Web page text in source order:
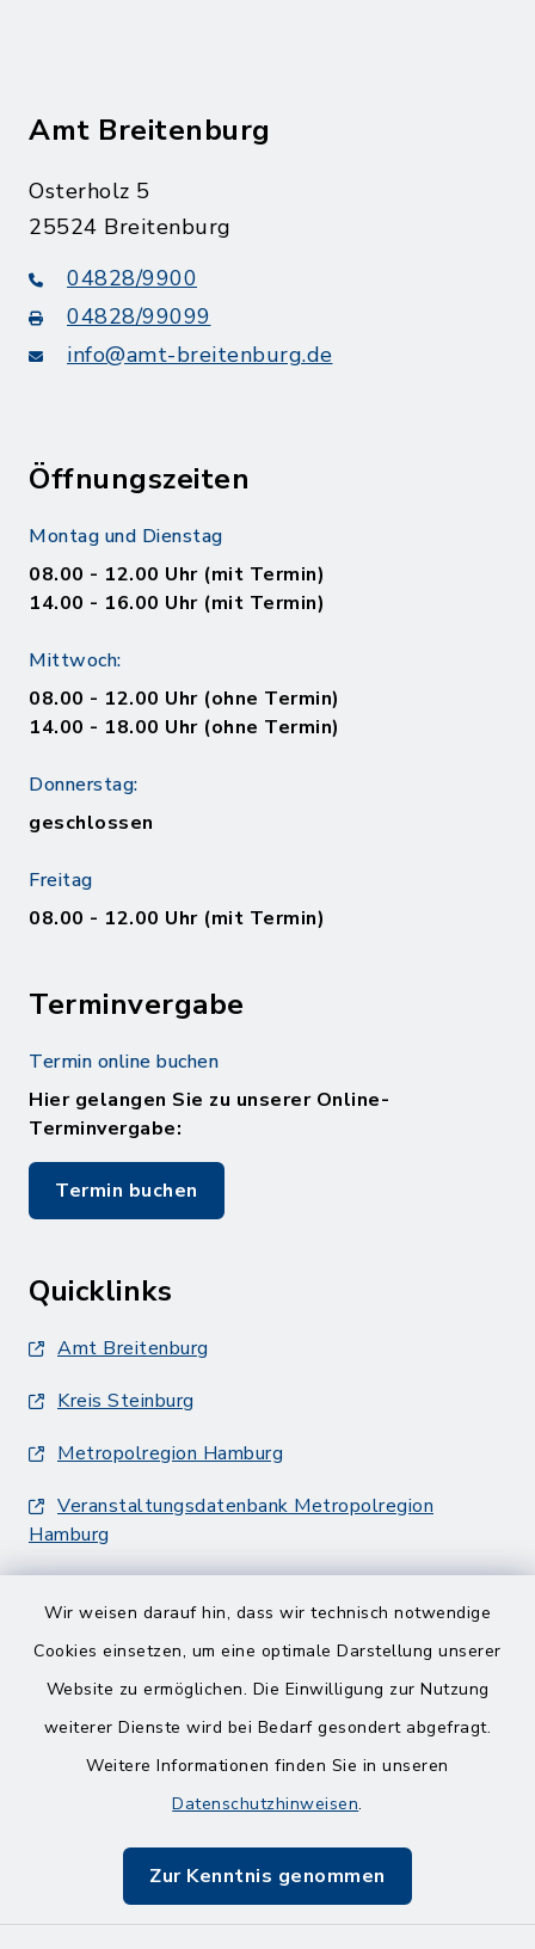
Wir weisen darauf hin, dass wir technisch notwendige
Cookies einsetzen, um eine optimale Darstellung unserer
Website zu ermöglichen. Die Einwilligung zur Nutzung
weiterer Dienste wird bei Bedarf gesondert abgefragt.
Weitere Informationen finden Sie in unseren
Datenschutzhinweisen.
Zur Kenntnis genommen
Amt Breitenburg
Osterholz 5
25524 Breitenburg
04828/9900
04828/99099
info@amt-breitenburg.de
Öffnungszeiten
Montag und Dienstag
08.00 - 12.00 Uhr (mit Termin)
14.00 - 16.00 Uhr (mit Termin)
Mittwoch:
08.00 - 12.00 Uhr (ohne Termin)
14.00 - 18.00 Uhr (ohne Termin)
Donnerstag:
geschlossen
Freitag
08.00 - 12.00 Uhr (mit Termin)
Terminvergabe
Termin online buchen
Hier gelangen Sie zu unserer Online-
Terminvergabe:
Termin buchen
Quicklinks
Amt Breitenburg
Kreis Steinburg
Metropolregion Hamburg
Veranstaltungsdatenbank Metropolregion
Hamburg
Barrierefreiheit
Impressum